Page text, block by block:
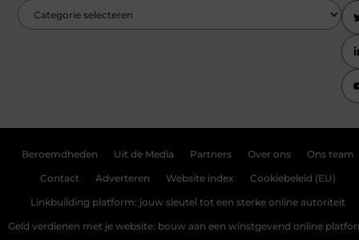
Beroemdheden Uit de Media Partners Over ons Ons team
Contact Adverteren Website index Cookiebeleid (EU)
Linkbuilding platform: jouw sleutel tot een sterke online autoriteit
Geld verdienen met je website: bouw aan een winstgevend online